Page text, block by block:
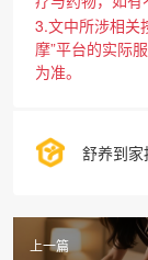
3.文中所涉相关
摩”平台的实际
为准。
舒养到家
上一篇